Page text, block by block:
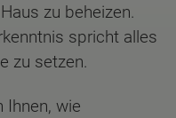
zu beheizen.
spricht alles
zu setzen.
Ihnen, wie